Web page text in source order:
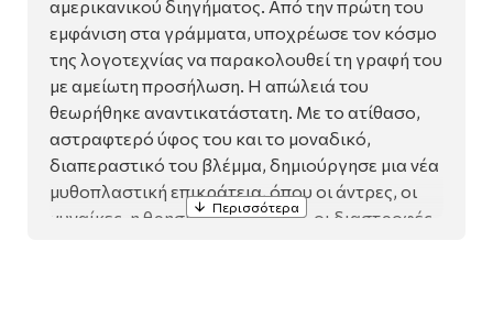
αμερικανικού διηγήματος. Από την πρώτη του
εμφάνιση στα γράμματα, υποχρέωσε τον κόσμο
της λογοτεχνίας να παρακολουθεί τη γραφή του
με αμείωτη προσήλωση. Η απώλειά του
θεωρήθηκε αναντικατάστατη. Με το ατίθασο,
αστραφτερό ύφος του και το μοναδικό,
διαπεραστικό του βλέμμα, δημιούργησε μια νέα
μυθοπλαστική επικράτεια, όπου οι άντρες, οι
γυναίκες, η θρησκεία, η λαγνεία, οι διαστροφές,